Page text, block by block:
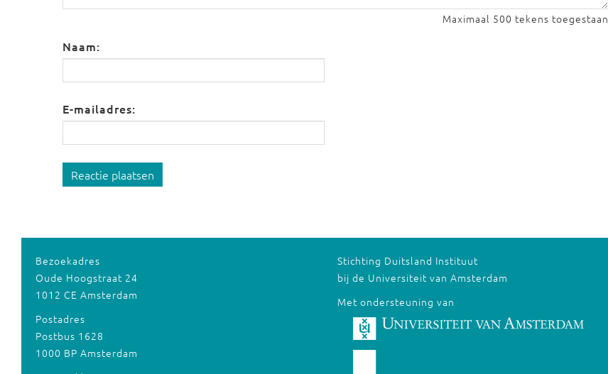
Maximaal 500 tekens toegestaan
Naam:
E-mailadres:
Reactie plaatsen
Bezoekadres
Oude Hoogstraat 24
1012 CE Amsterdam
Postadres
Postbus 1628
1000 BP Amsterdam
Stichting Duitsland Instituut
bij de Universiteit van Amsterdam
Met ondersteuning van